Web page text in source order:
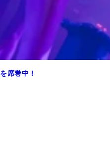
席巻中！